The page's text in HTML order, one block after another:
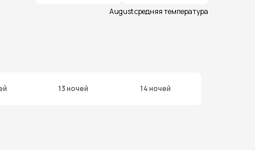
August средняя температура
13 ночей 14 ночей